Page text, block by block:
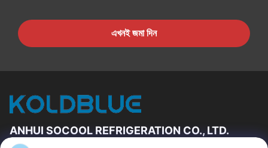
এখনই জমা দিন
ANHUI SOCOOL REFRIGERATION CO., LTD.